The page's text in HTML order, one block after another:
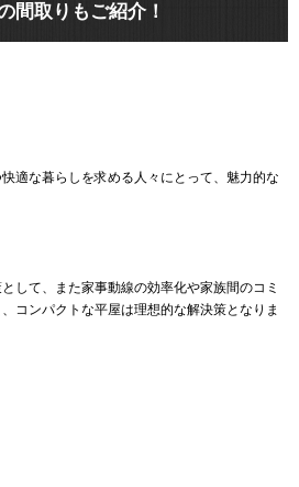
間取りもご紹介！
適な暮らしを求める人々にとって、魅力的な
して、また家事動線の効率化や家族間のコミ
コンパクトな平屋は理想的な解決策となりま